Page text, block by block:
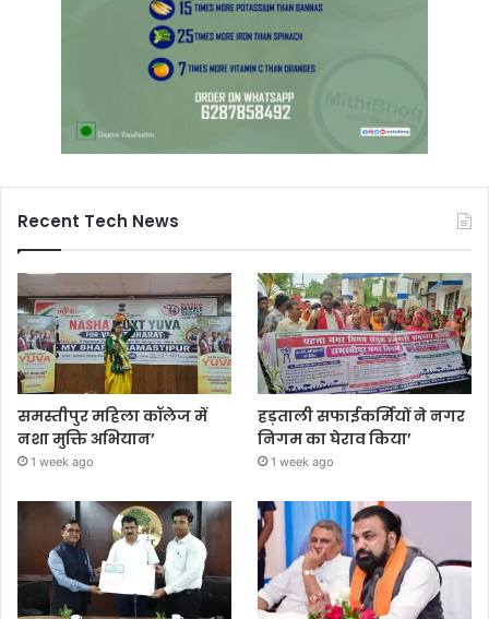
Recent Tech News
समस्तीपुर महिला कॉलेज में
नशा मुक्ति अभियान’
1 week ago
हड़ताली सफाईकर्मियों ने नगर
निगम का घेराव किया’
1 week ago